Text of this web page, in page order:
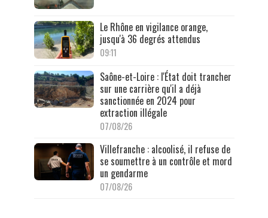
Le Rhône en vigilance orange,
jusqu'à 36 degrés attendus
09:11
Saône-et-Loire : l'État doit trancher
sur une carrière qu'il a déjà
sanctionnée en 2024 pour
extraction illégale
07/08/26
Villefranche : alcoolisé, il refuse de
se soumettre à un contrôle et mord
un gendarme
07/08/26